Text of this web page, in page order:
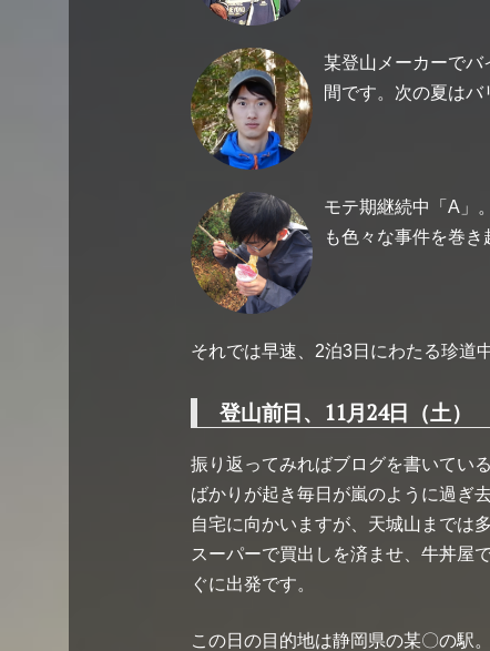
某登山メーカーで
間です。次の夏はバ
モテ期継続中「A」
も色々な事件を巻き
それでは早速、2泊3日にわたる珍道
登山前日、11月24日（土）
振り返ってみればブログを書いてい
ばかりが起き毎日が嵐のように過ぎ
自宅に向かいますが、天城山までは
スーパーで買出しを済ませ、牛丼屋
ぐに出発です。
この日の目的地は静岡県の某〇の駅